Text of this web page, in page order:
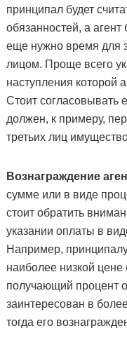
принципал будет
обязанностей, а агент
еще нужно время для
лицом. Проще всего
наступления которой
Стоит согласовывать
должен, к примеру,
третьих лиц
Вознаграждение
сумме или в виде
стоит обратить
указании оплаты в
Например,
наиболее низкой цене
получающий процент
заинтересован в
тогда его